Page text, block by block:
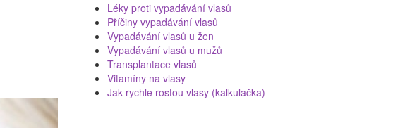
Léky proti vypadávání vlasů
Příčiny vypadávání vlasů
Vypadávání vlasů u žen
Vypadávání vlasů u mužů
Transplantace vlasů
Vitamíny na vlasy
Jak rychle rostou vlasy (kalkulačka)